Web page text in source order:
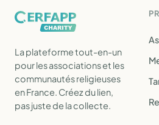
La plateforme tout-en-un
pour les associations et les
communautés religieuses
en France. Créez du lien,
pas juste de la collecte.